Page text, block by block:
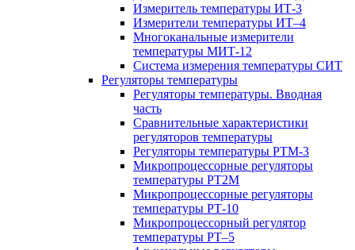
Измеритель температуры ИТ-3
Измерители температуры ИТ–4
Многоканальные измерители
температуры МИТ-12
Система измерения температуры СИТ
Регуляторы температуры
Регуляторы температуры. Вводная
часть
Сравнительные характеристики
регуляторов температуры
Регуляторы температуры РТМ-3
Микропроцессорные регуляторы
температуры РТ2М
Микропроцессорные регуляторы
температуры РТ-10
Микропроцессорный регулятор
температуры РТ–5